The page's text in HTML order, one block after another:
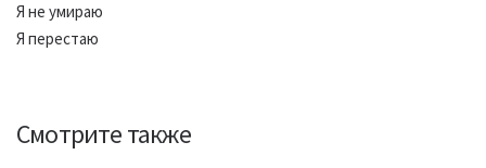
Я не умираю
Я перестаю
Смотрите также